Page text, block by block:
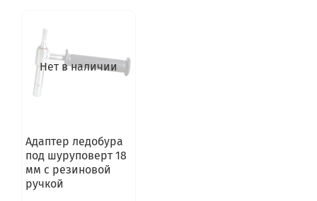
Нет в наличии
Адаптер ледобура
под шуруповерт 18
мм с резиновой
ручкой